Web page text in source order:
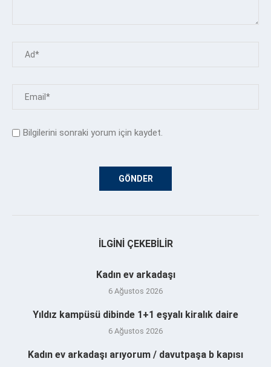
Bilgilerini sonraki yorum için kaydet.
İLGINI ÇEKEBILIR
Kadın ev arkadaşı
6 Ağustos 2026
Yıldız kampüsü dibinde 1+1 eşyalı kiralık daire
6 Ağustos 2026
Kadın ev arkadaşı arıyorum / davutpaşa b kapısı